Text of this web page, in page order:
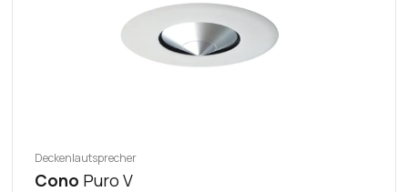
Deckenlautsprecher
Cono Puro V